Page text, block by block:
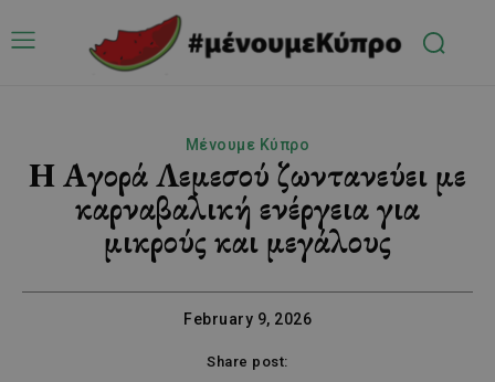
Μένουμε Κύπρο
Η Αγορά Λεμεσού ζωντανεύει με
καρναβαλική ενέργεια για
μικρούς και μεγάλους
February 9, 2026
Share post: